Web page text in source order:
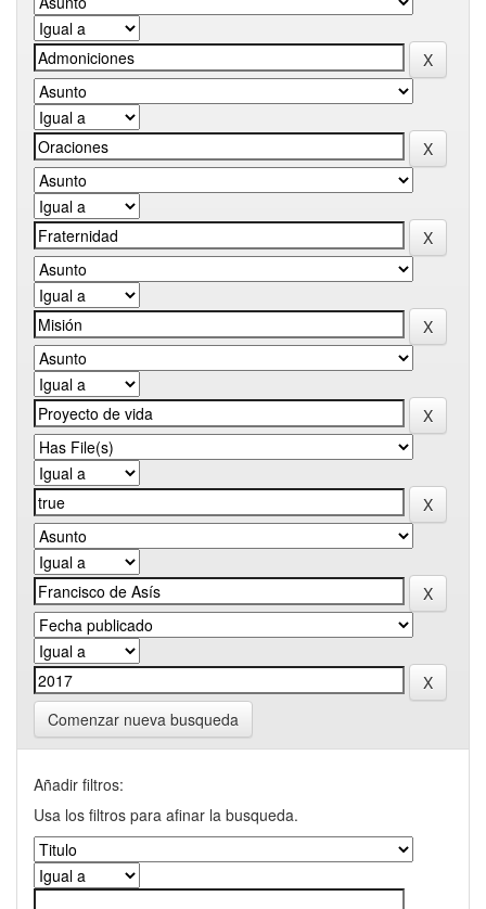
Comenzar nueva busqueda
Añadir filtros:
Usa los filtros para afinar la busqueda.